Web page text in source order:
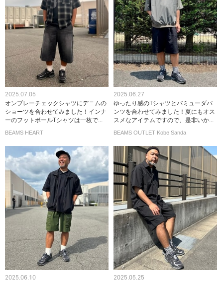
2025.07.05
オンブレーチェックシャツにデニムの
ショーツを合わせてみました！インナ
ーのフットボールTシャツは一枚で...
BEAMS HEART
2025.06.27
ゆったり感のTシャツとバミューダパ
ンツを合わせてみました！夏にもオス
スメなアイテムですので、是非いか...
BEAMS OUTLET Kobe Sanda
2025.06.10 2025.05.25